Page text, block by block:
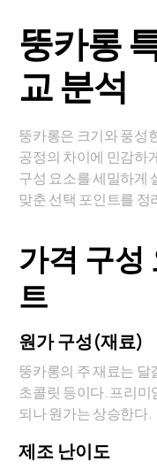
뚱카롱
교 분석
뚱카롱은 크기와 풍성
공정의 차이에 민감하
구성 요소를 세밀하게
맞춘 선택 포인트를 정
가격 구성
트
원가 구성(재료)
뚱카롱의 주 재료는 달
초콜릿 등이다. 프리
되나 원가는 상승한다.
제조 난이도